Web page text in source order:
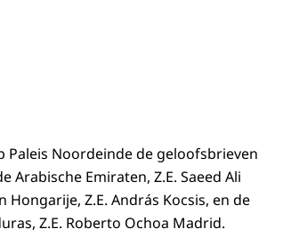
Noordeinde de geloofsbrieven
Arabische Emiraten, Z.E. Saeed Ali
Z.E. András Kocsis, en de
Z.E. Roberto Ochoa Madrid.